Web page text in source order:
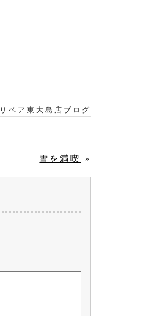
リベア東大島店ブログ
雪を満喫 »